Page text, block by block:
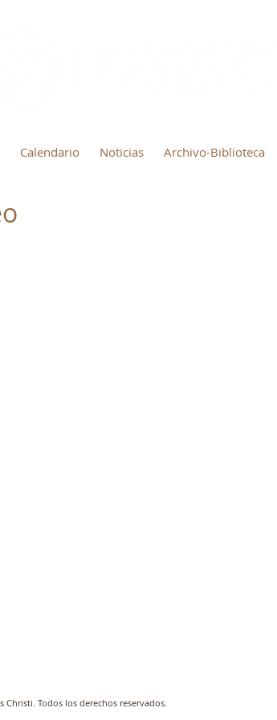
Calendario Noticias Archivo-Biblioteca
Todos los derechos reservados.